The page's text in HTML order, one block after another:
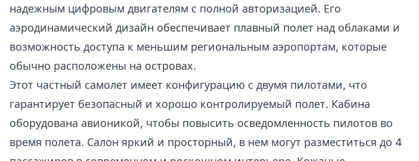
надежным цифровым двигателям с полной авторизацией. Его
аэродинамический дизайн обеспечивает плавный полет над облаками и
возможность доступа к меньшим региональным аэропортам, которые
обычно расположены на островах.
Этот частный самолет имеет конфигурацию с двумя пилотами, что
гарантирует безопасный и хорошо контролируемый полет. Кабина
оборудована авионикой, чтобы повысить осведомленность пилотов во
время полета. Салон яркий и просторный, в нем могут разместиться до 4